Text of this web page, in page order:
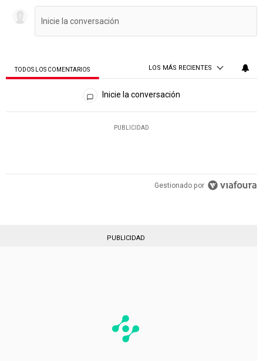
TODOS LOS COMENTARIOS LOS MÁS RECIENTES
Todos los comentarios
Inicie la conversación
PUBLICIDAD
Gestionado por
PUBLICIDAD